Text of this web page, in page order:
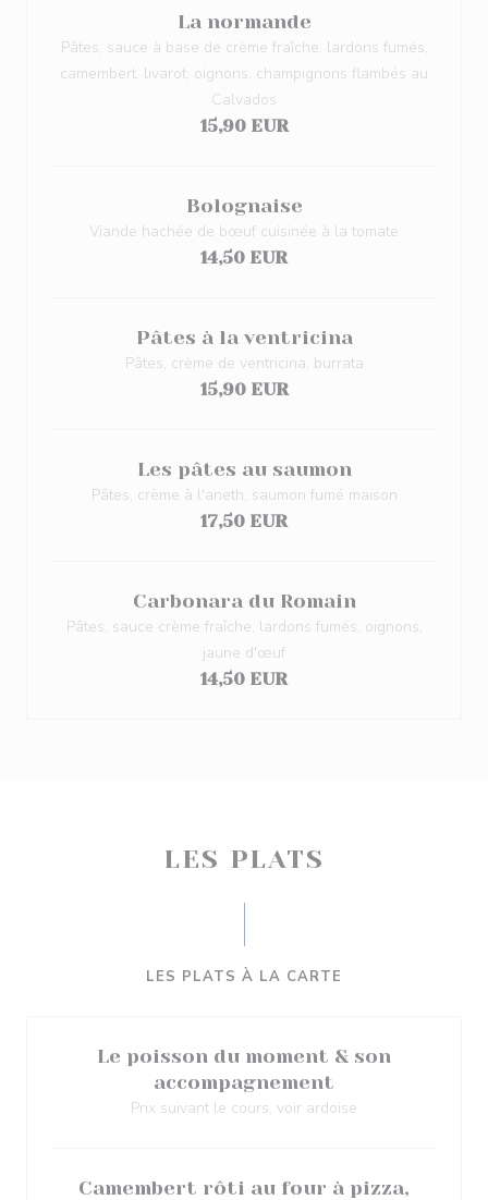
La normande
Pâtes, sauce à base de crème fraîche, lardons fumés,
camembert, livarot, oignons, champignons flambés au
Calvados
15,90 EUR
Bolognaise
Viande hachée de bœuf cuisinée à la tomate
14,50 EUR
Pâtes à la ventricina
Pâtes, crème de ventricina, burrata
15,90 EUR
Les pâtes au saumon
Pâtes, crème à l'aneth, saumon fumé maison
17,50 EUR
Carbonara du Romain
Pâtes, sauce crème fraîche, lardons fumés, oignons,
jaune d'œuf
14,50 EUR
LES PLATS
LES PLATS À LA CARTE
Le poisson du moment & son
accompagnement
Prix suivant le cours, voir ardoise
Camembert rôti au four à pizza,